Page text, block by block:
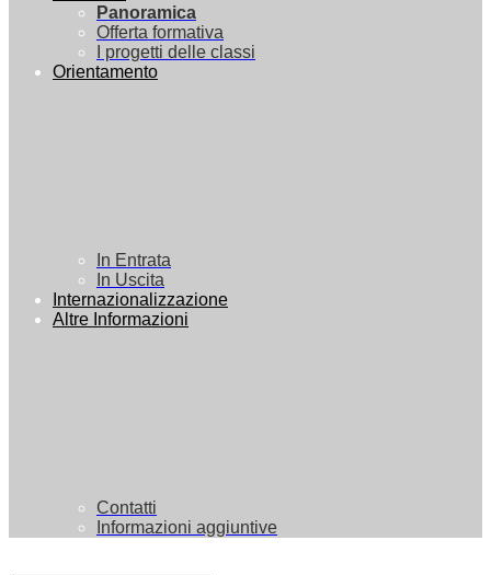
Panoramica
Offerta formativa
I progetti delle classi
Orientamento
In Entrata
In Uscita
Internazionalizzazione
Altre Informazioni
Contatti
Informazioni aggiuntive